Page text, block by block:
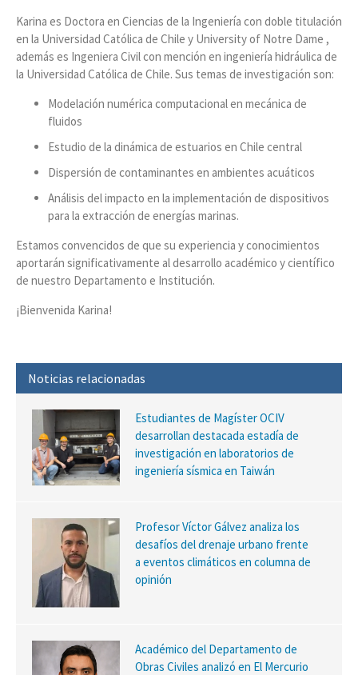
Karina es Doctora en Ciencias de la Ingeniería con doble titulación
en la Universidad Católica de Chile y University of Notre Dame ,
además es Ingeniera Civil con mención en ingeniería hidráulica de
la Universidad Católica de Chile. Sus temas de investigación son:
Modelación numérica computacional en mecánica de
fluidos
Estudio de la dinámica de estuarios en Chile central
Dispersión de contaminantes en ambientes acuáticos
Análisis del impacto en la implementación de dispositivos
para la extracción de energías marinas.
Estamos convencidos de que su experiencia y conocimientos
aportarán significativamente al desarrollo académico y científico
de nuestro Departamento e Institución.
¡Bienvenida Karina!
Noticias relacionadas
Estudiantes de Magíster OCIV
desarrollan destacada estadía de
investigación en laboratorios de
ingeniería sísmica en Taiwán
Profesor Víctor Gálvez analiza los
desafíos del drenaje urbano frente
a eventos climáticos en columna de
opinión
Académico del Departamento de
Obras Civiles analizó en El Mercurio